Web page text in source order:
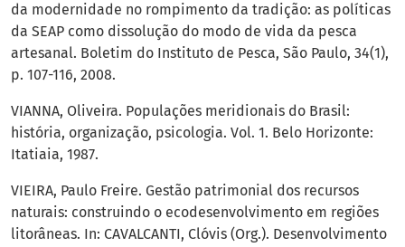
da modernidade no rompimento da tradição: as políticas
da SEAP como dissolução do modo de vida da pesca
artesanal. Boletim do Instituto de Pesca, São Paulo, 34(1),
p. 107-116, 2008.
VIANNA, Oliveira. Populações meridionais do Brasil:
história, organização, psicologia. Vol. 1. Belo Horizonte:
Itatiaia, 1987.
VIEIRA, Paulo Freire. Gestão patrimonial dos recursos
naturais: construindo o ecodesenvolvimento em regiões
litorâneas. In: CAVALCANTI, Clóvis (Org.). Desenvolvimento